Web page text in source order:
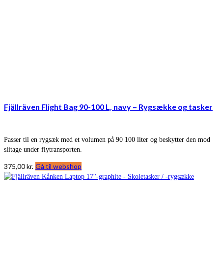
Fjällräven Flight Bag 90-100 L, navy – Rygsække og tasker
Passer til en rygsæk med et volumen på 90 100 liter og beskytter den mod
slitage under flytransporten.
375,00kr. Gå til webshop